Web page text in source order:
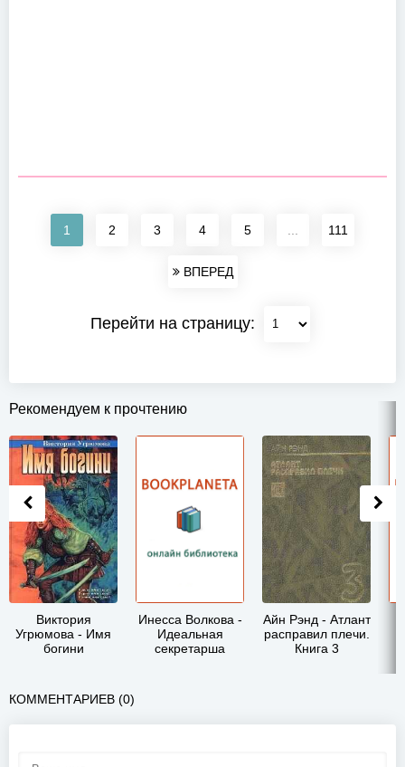
1 2 3 4 5 111
ВПЕРЕД
Перейти на страницу:
Рекомендуем к прочтению
Виктория
Угрюмова - Имя
богини
Инесса Волкова -
Идеальная
секретарша
Айн Рэнд - Атлант
расправил плечи.
Книга 3
КОММЕНТАРИЕВ (0)